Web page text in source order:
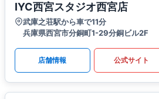
IYC西宮スタジオ西宮店
武庫之荘駅から車で11分
兵庫県西宮市分銅町1-29分銅ビル2F
店舗情報 公式サイト